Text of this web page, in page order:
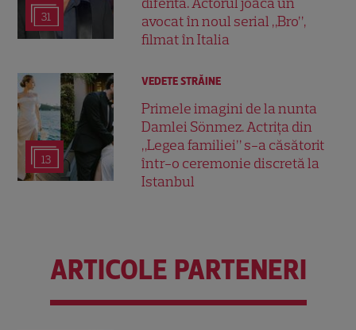
31
avocat în noul serial „Bro”,
filmat în Italia
13
VEDETE STRĂINE
Primele imagini de la nunta
Damlei Sönmez. Actrița din
„Legea familiei” s-a căsătorit
într-o ceremonie discretă la
Istanbul
ARTICOLE PARTENERI